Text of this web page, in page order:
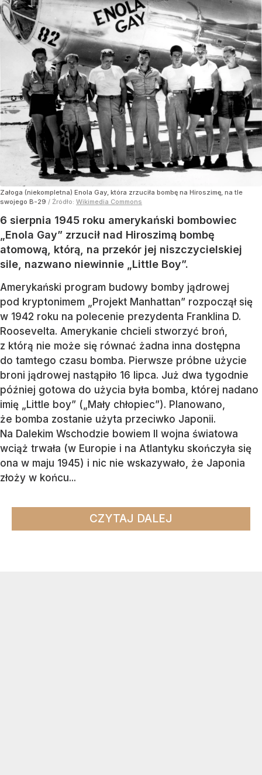
Załoga (niekompletna) Enola Gay, która zrzuciła bombę na Hiroszimę, na tle
swojego B-29 / Źródło: Wikimedia Commons
6 sierpnia 1945 roku amerykański bombowiec
„Enola Gay” zrzucił nad Hiroszimą bombę
atomową, którą, na przekór jej niszczycielskiej
sile, nazwano niewinnie „Little Boy”.
Amerykański program budowy bomby jądrowej
pod kryptonimem „Projekt Manhattan” rozpoczął się
w 1942 roku na polecenie prezydenta Franklina D.
Roosevelta. Amerykanie chcieli stworzyć broń,
z którą nie może się równać żadna inna dostępna
do tamtego czasu bomba. Pierwsze próbne użycie
broni jądrowej nastąpiło 16 lipca. Już dwa tygodnie
później gotowa do użycia była bomba, której nadano
imię „Little boy” („Mały chłopiec”). Planowano,
że bomba zostanie użyta przeciwko Japonii.
Na Dalekim Wschodzie bowiem II wojna światowa
wciąż trwała (w Europie i na Atlantyku skończyła się
ona w maju 1945) i nic nie wskazywało, że Japonia
złoży w końcu...
CZYTAJ DALEJ